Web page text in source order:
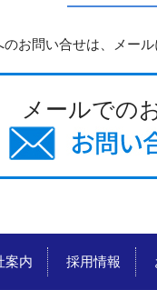
のお問い合せは、メー
メールでの
案内 採用情報